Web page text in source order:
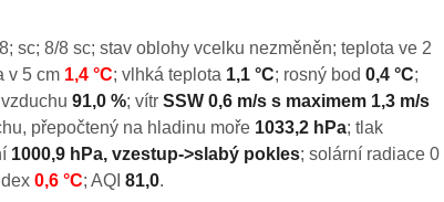
sc; 8/8 sc; stav oblohy vcelku nezměněn; teplota ve 2
v 5 cm 1,4 °C; vlhká teplota 1,1 °C; rosný bod 0,4 °C;
91,0 %; vítr SSW 0,6 m/s s maximem 1,3 m/s
přepočtený na hladinu moře 1033,2 hPa; tlak
1000,9 hPa, vzestup->slabý pokles; solární radiace 0
0,6 °C; AQI 81,0.